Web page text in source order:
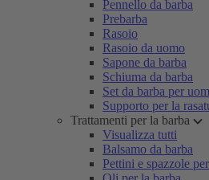
Pennello da barba
Prebarba
Rasoio
Rasoio da uomo
Sapone da barba
Schiuma da barba
Set da barba per
Supporto per la
Trattamenti per la barba
Visualizza tutti
Balsamo da barba
Pettini e spazzole